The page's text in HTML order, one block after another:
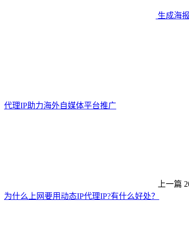
生成海报
代理IP助力海外自媒体平台推广
上一篇
为什么上网要用动态IP代理IP?有什么好处？